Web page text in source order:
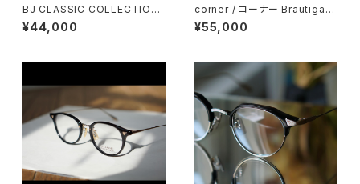
BJ CLASSIC COLLECTION
COM-510NNT BJクラシック
50
¥44,000
corner / コーナー Brautigan
ブローティガン <orner メタル
¥55,000